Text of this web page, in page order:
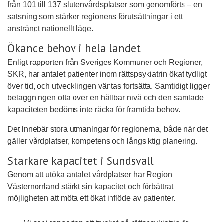
från 101 till 137 slutenvårdsplatser som genomförts – en
satsning som stärker regionens förutsättningar i ett
ansträngt nationellt läge.
Ökande behov i hela landet
Enligt rapporten från Sveriges Kommuner och Regioner,
SKR, har antalet patienter inom rättspsykiatrin ökat tydligt
över tid, och utvecklingen väntas fortsätta. Samtidigt ligger
beläggningen ofta över en hållbar nivå och den samlade
kapaciteten bedöms inte räcka för framtida behov.
Det innebär stora utmaningar för regionerna, både när det
gäller vårdplatser, kompetens och långsiktig planering.
Starkare kapacitet i Sundsvall
Genom att utöka antalet vårdplatser har Region
Västernorrland stärkt sin kapacitet och förbättrat
möjligheten att möta ett ökat inflöde av patienter.